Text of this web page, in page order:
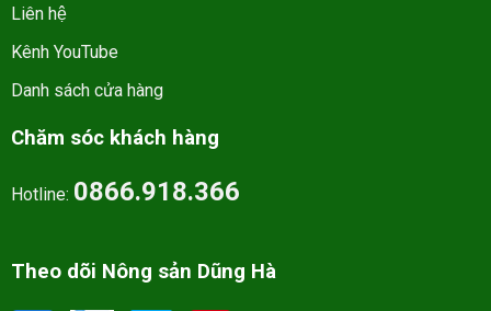
Liên hệ
Kênh YouTube
Danh sách cửa hàng
Chăm sóc khách hàng
Hotline: 0866.918.366
Theo dõi Nông sản Dũng Hà